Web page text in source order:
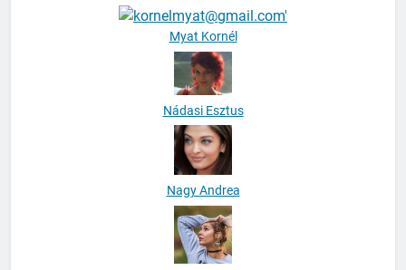
Myat Kornél
Nádasi Esztus
Nagy Andrea